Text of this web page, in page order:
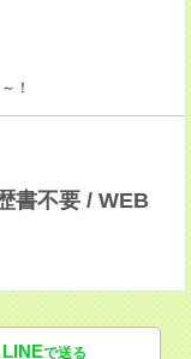
！
書不要 / WEB
LINEで送る